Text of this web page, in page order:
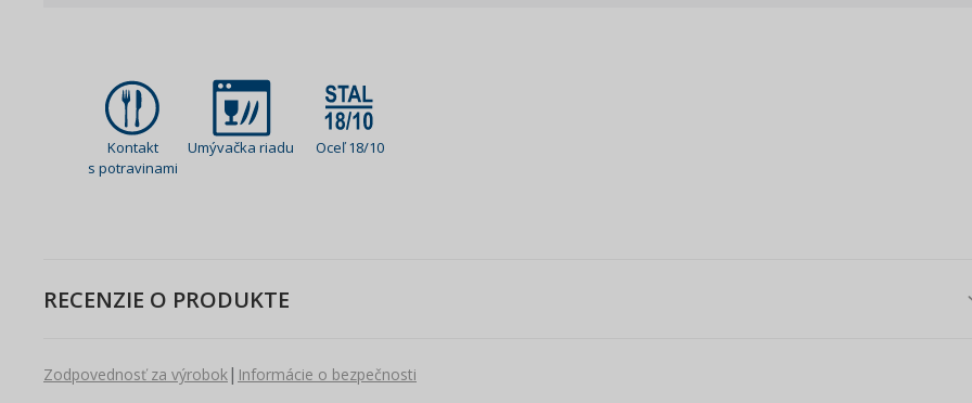
Kontakt
s potravinami
Umývačka riadu Oceľ 18/10
RECENZIE O PRODUKTE
Zodpovednosť za výrobok| Informácie o bezpečnosti